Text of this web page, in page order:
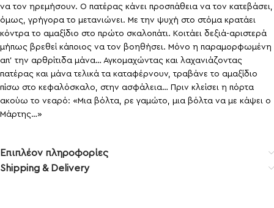
να τον ηρεμήσουν. Ο πατέρας κάνει προσπάθεια να τον κατεβάσει,
όμως, γρήγορα το μετανιώνει. Με την ψυχή στο στόμα κρατάει
κόντρα το αμαξίδιο στο πρώτο σκαλοπάτι. Κοιτάει δεξιά-αριστερά
μήπως βρεθεί κάποιος να τον βοηθήσει. Μόνο η παραμορφωμένη
απ’ την αρθρίτιδα μάνα… Αγκομαχώντας και λαχανιάζοντας
πατέρας και μάνα τελικά τα καταφέρνουν, τραβάνε το αμαξίδιο
πίσω στο κεφαλόσκαλο, στην ασφάλεια… Πριν κλείσει η πόρτα
ακούω το νεαρό: «Μια βόλτα, ρε γαμώτο, μια βόλτα να με κάψει ο
Μάρτης…»
Επιπλέον πληροφορίες
Shipping & Delivery